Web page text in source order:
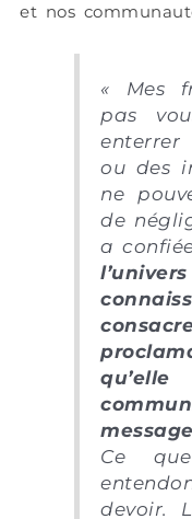
et nos
« Mes
pas
ou des
ne
de
a
Ce
devoir.